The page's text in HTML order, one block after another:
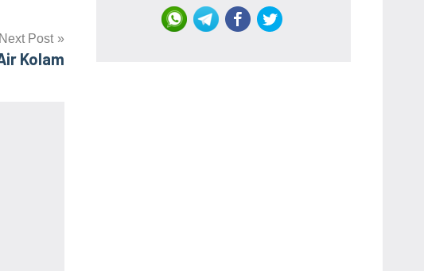
Next Post
Kolam